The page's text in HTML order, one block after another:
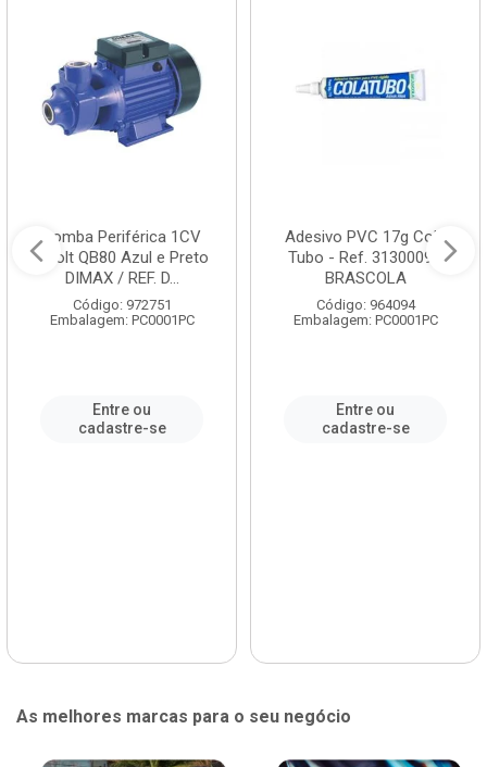
Bomba Periférica 1CV
Bivolt QB80 Azul e Preto
DIMAX / REF. D...
Código: 972751
Embalagem: PC0001PC
Entre ou
cadastre-se
Adesivo PVC 17g Cola
Tubo - Ref. 3130009 -
BRASCOLA
Código: 964094
Embalagem: PC0001PC
Entre ou
cadastre-se
As melhores marcas para o seu negócio